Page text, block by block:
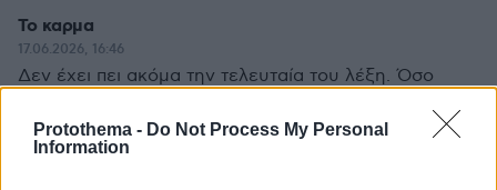
Protothema - Do Not Process My Personal
Information
Το καρμα
17.06.2026, 16:46
Δεν έχει πει ακόμα την τελευταία του λέξη. Όσο
για uefa ranking, και θα παίξει με ομαδες οπως τα
αλουμίνια του σερίφη. Σεντονακι όμως ούτε